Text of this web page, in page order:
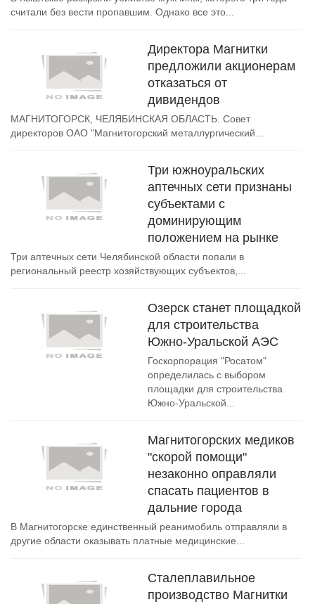
считали без вести пропавшим. Однако все это...
Директора Магнитки
предложили акционерам
отказаться от
дивидендов
МАГНИТОГОРСК, ЧЕЛЯБИНСКАЯ ОБЛАСТЬ. Совет
директоров ОАО "Магнитогорский металлургический...
Три южноуральских
аптечных сети признаны
субъектами с
доминирующим
положением на рынке
Три аптечных сети Челябинской области попали в
региональный реестр хозяйствующих субъектов,...
Озерск станет площадкой
для строительства
Южно-Уральской АЭС
Госкорпорация "Росатом"
определилась с выбором
площадки для строительства
Южно-Уральской...
Магнитогорских медиков
"скорой помощи"
незаконно оправляли
спасать пациентов в
дальние города
В Магнитогорске единственный реанимобиль отправляли в
другие области оказывать платные медицинские...
Сталеплавильное
производство Магнитки